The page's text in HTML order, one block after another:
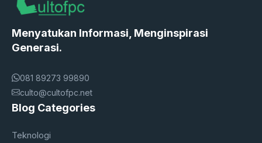
Menyatukan Informasi, Menginspirasi
Generasi.
081 89273 99890
culto@cultofpc.net
Blog Categories
Teknologi